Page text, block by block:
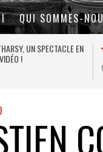
QUI SOMMES-
UN SPECTACLE EN
!